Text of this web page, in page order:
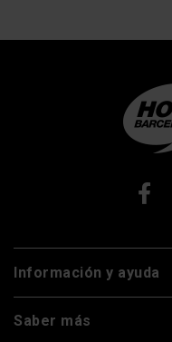
Información y ayuda
Saber más